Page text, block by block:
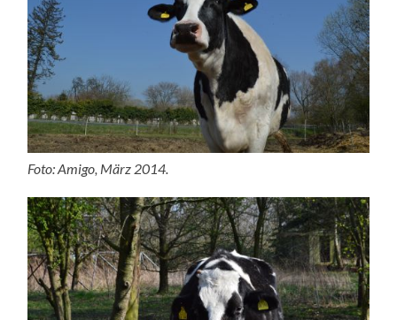
Foto: Amigo, März 2014.